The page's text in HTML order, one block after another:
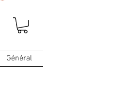
Général